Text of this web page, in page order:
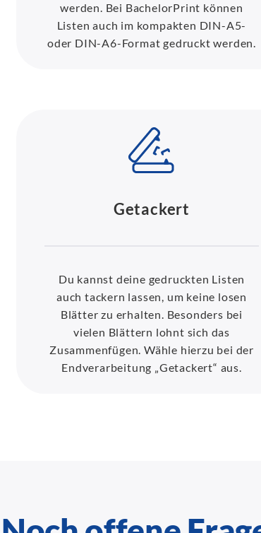
werden. Bei BachelorPrint können
Listen auch im kompakten DIN-A5-
oder DIN-A6-Format gedruckt werden.
Getackert
Du kannst deine gedruckten Listen
auch tackern lassen, um keine losen
Blätter zu erhalten. Besonders bei
vielen Blättern lohnt sich das
Zusammenfügen. Wähle hierzu bei der
Endverarbeitung „Getackert“ aus.